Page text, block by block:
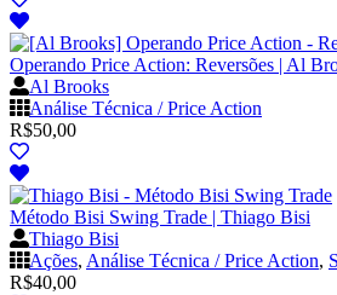
Operando Price Action: Reversões | Al
Al Brooks
Análise Técnica / Price Action
R$50,00
Método Bisi Swing Trade | Thiago Bisi
Thiago Bisi
Ações, Análise Técnica / Price Action,
R$40,00